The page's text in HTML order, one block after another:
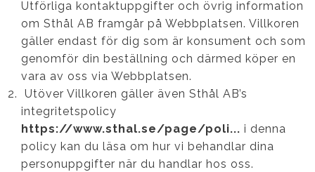
Utförliga kontaktuppgifter och övrig information
om Sthål AB framgår på Webbplatsen. Villkoren
gäller endast för dig som är konsument och som
genomför din beställning och därmed köper en
vara av oss via Webbplatsen.
Utöver Villkoren gäller även Sthål AB’s
integritetspolicy
https://www.sthal.se/page/poli... i denna
policy kan du läsa om hur vi behandlar dina
personuppgifter när du handlar hos oss.